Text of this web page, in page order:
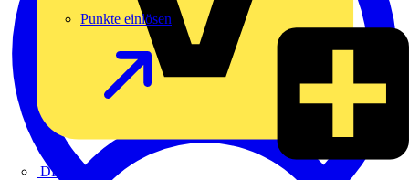
DEHN
Punkte einlösen